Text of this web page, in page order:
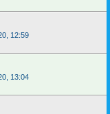
12:59
13:04